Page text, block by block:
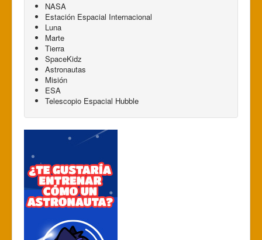
NASA
Estación Espacial Internacional
Luna
Marte
Tierra
SpaceKidz
Astronautas
Misión
ESA
Telescopio Espacial Hubble